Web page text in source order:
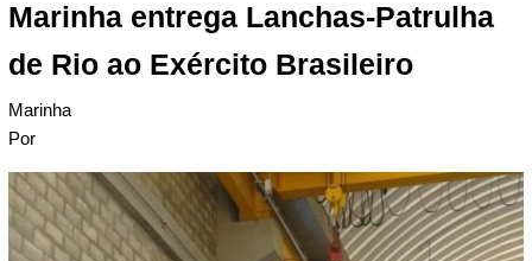
Marinha entrega Lanchas-Patrulha
de Rio ao Exército Brasileiro
Marinha
Por